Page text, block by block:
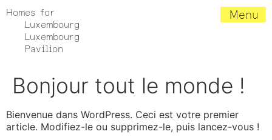
Homes for
Luxembourg
Luxembourg
Pavilion
Menu
Bonjour tout le monde !
Bienvenue dans WordPress. Ceci est votre premier
article. Modifiez-le ou supprimez-le, puis lancez-vous !